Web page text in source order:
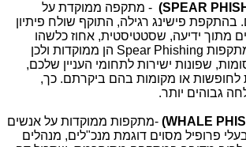
SPEAR
)
- מתקפה ממוקדת על
פישינג רגילה, התוקף שולח פיתיון
מתוך ידיעה, שסטטיסטית, אחוז כלשהו
Spear Phishing הן ממוקדות ולכן
שפונות ישירות לתחומי העניין שלכם,
לחופשות או מקומות בהם ביקרתם. כך,
גבוהים יותר.
- (WHALE מתקפות ממוקדות על אנשים
פרופיל מסוים דוגמת מנכ"לים, מנהלים